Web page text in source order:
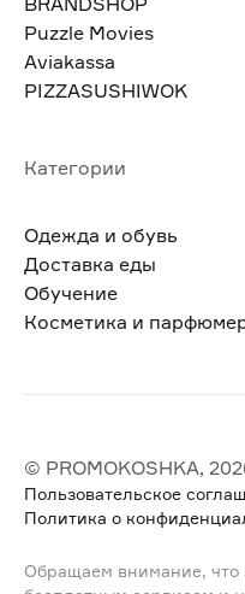
Puzzle Movies
Aviakassa
PIZZASUSHIWOK
Категории
Одежда и обувь
Доставка еды
Обучение
Косметика и
© PROMOKOSHKA,
Пользовательское
Политика о
Обращаем внимание, что